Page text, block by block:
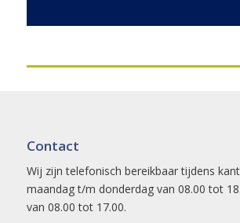
Contact
Wij zijn telefonisch bereikbaar tijdens
maandag t/m donderdag van 08.00 tot
van 08.00 tot 17.00.